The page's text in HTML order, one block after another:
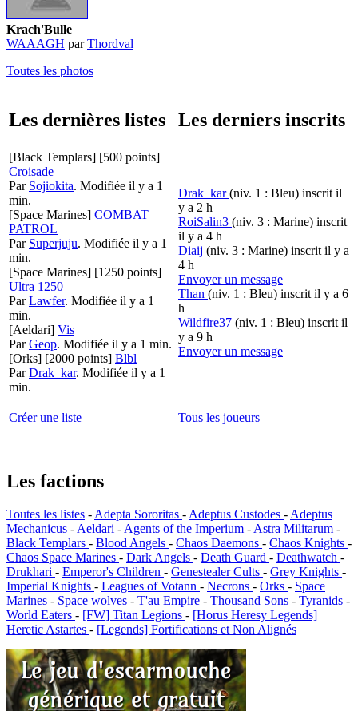
Krach'Bulle
WAAAGH parThordval
Toutes les photos
Les dernières listes Les derniers inscrits
[Black Templars] [500 points]
Croisade
Par Sojiokita. Modifiée il y a 1
min.
[Space Marines] COMBAT
PATROL
Par Superjuju. Modifiée il y a 1
min.
[Space Marines] [1250 points]
Ultra 1250
ParLawfer. Modifiée il y a 1
min.
[Aeldari] Vis
ParGeop. Modifiée il y a 1 min.
[Orks] [2000 points] Blbl
ParDrak_kar. Modifiée il y a 1
min.
Drak_kar(niv. 1 : Bleu) inscrit il
y a 2 h
RoiSalin3 (niv. 3 : Marine) inscrit
il y a 4 h
Diaij (niv. 3 : Marine) inscrit il y a
4 h
Envoyer un message
Than (niv. 1 : Bleu) inscrit il y a 6
h
Wildfire37 (niv. 1 : Bleu) inscrit il
y a 9 h
Envoyer un message
Créer une liste Tous les joueurs
Les factions
Toutes les listes -Adepta Sororitas -Adeptus Custodes -Adeptus
Mechanicus -Aeldari -Agents of the Imperium -Astra Militarum -
Black Templars - Blood Angels - Chaos Daemons - Chaos Knights -
Chaos Space Marines - Dark Angels - Death Guard - Deathwatch -
Drukhari - Emperor's Children - Genestealer Cults - Grey Knights -
Imperial Knights - Leagues of Votann - Necrons - Orks - Space
Marines - Space wolves - T'au Empire - Thousand Sons - Tyranids -
World Eaters - [FW] Titan Legions - [Horus Heresy Legends]
Heretic Astartes - [Legends] Fortifications et Non Alignés